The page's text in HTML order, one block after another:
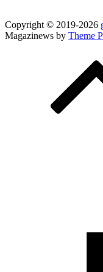
Copyright © 2019-2026
Magazinews by Theme